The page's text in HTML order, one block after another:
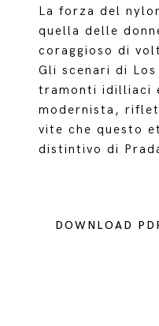
La forza del
quella delle
coraggioso di
Gli scenari di
tramonti idilliaci
modernista,
vite che questo
distintivo di
DOWNLOAD